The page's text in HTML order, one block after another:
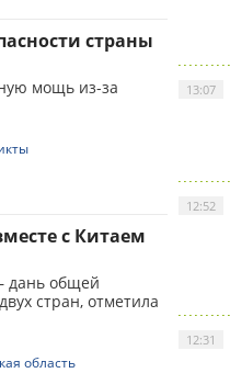
страны
мощь из-за
с Китаем
дань общей
стран, отметила
область
13:07
12:52
12:31